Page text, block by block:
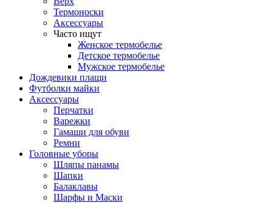
Термоноски
Аксессуары
Часто ищут
Женское термобелье
Детское термобелье
Мужское термобелье
Дождевики плащи
Футболки майки
Аксессуары
Перчатки
Варежки
Гамаши для обуви
Ремни
Головные уборы
Шляпы панамы
Шапки
Балаклавы
Шарфы и Маски